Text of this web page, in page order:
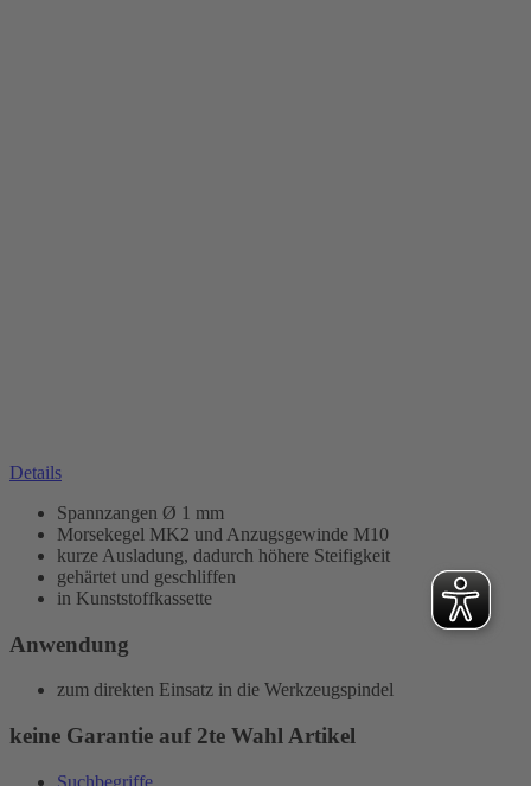
Details
Spannzangen Ø 1 mm
Morsekegel MK2 und Anzugsgewinde M10
kurze Ausladung, dadurch höhere Steifigkeit
gehärtet und geschliffen
in Kunststoffkassette
Anwendung
zum direkten Einsatz in die Werkzeugspindel
keine Garantie auf 2te Wahl Artikel
Suchbegriffe